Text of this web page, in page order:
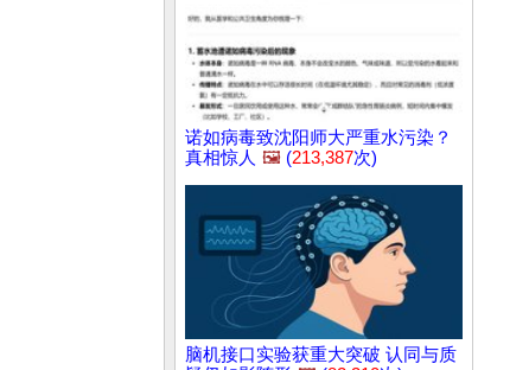
诺如病毒致沈阳师大严重水污染？
真相惊人 🖼️ (213,387次)
脑机接口实验获重大突破 认同与质